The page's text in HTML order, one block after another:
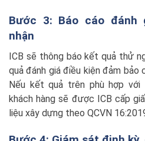
Bước 3: Báo cáo đánh
nhận
ICB sẽ thông báo kết quả thử
quả đánh giá điều kiện đảm bảo
Nếu kết quả trên phù hợp
khách hàng sẽ được ICB cấp
liệu xây dựng theo QCVN